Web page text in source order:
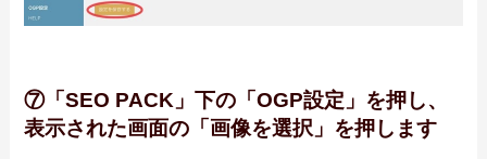
⑦「SEO PACK」下の「OGP設定」を押し、
表示された画面の「画像を選択」を押します